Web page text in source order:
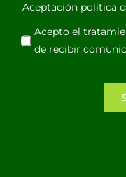
Aceptación política
Acepto el
de recibir